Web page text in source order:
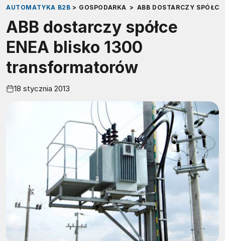
AUTOMATYKA B2B > GOSPODARKA > ABB DOSTARCZY
ABB dostarczy spółce
ENEA blisko 1300
transformatorów
18 stycznia 2013